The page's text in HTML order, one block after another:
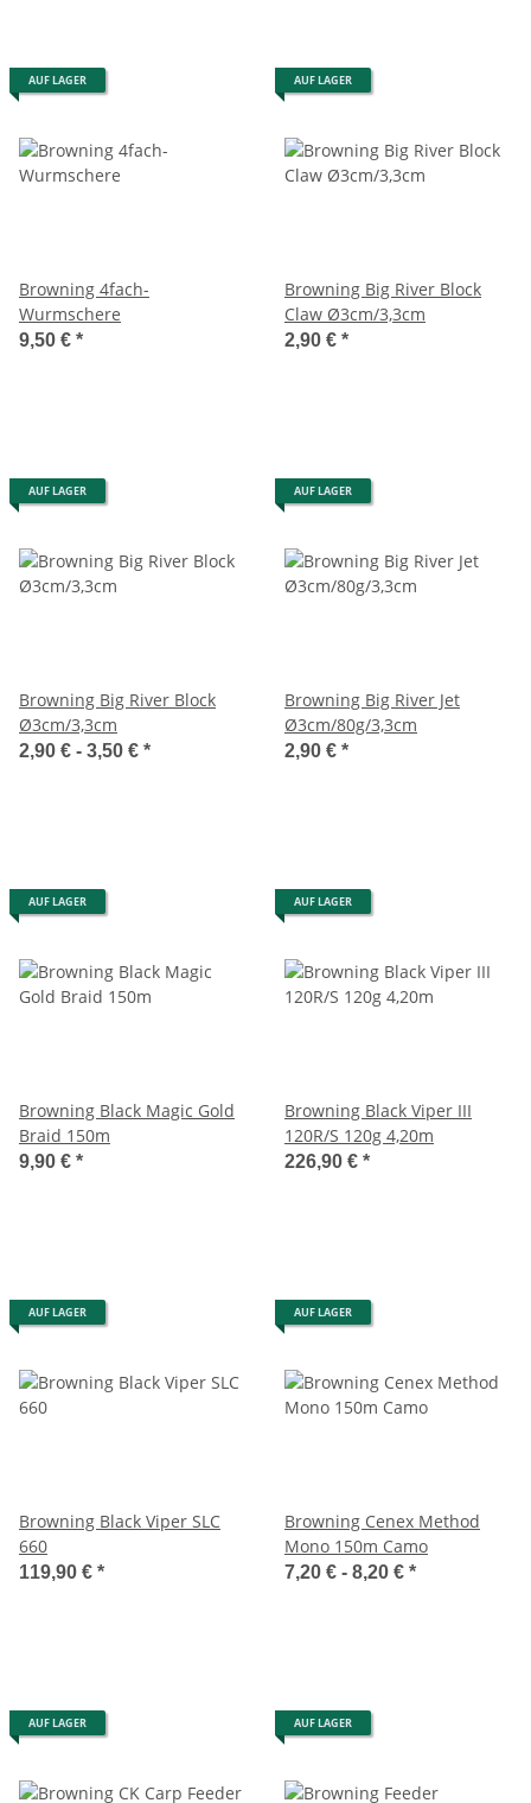
AUF LAGER
Browning 4fach-
Wurmschere
9,50 € *
AUF LAGER
Browning Big River Block
Claw Ø3cm/3,3cm
2,90 € *
AUF LAGER
Browning Big River Block
Ø3cm/3,3cm
2,90 € - 3,50 € *
AUF LAGER
Browning Big River Jet
Ø3cm/80g/3,3cm
2,90 € *
AUF LAGER
Browning Black Magic Gold
Braid 150m
9,90 € *
AUF LAGER
Browning Black Viper III
120R/S 120g 4,20m
226,90 € *
AUF LAGER
Browning Black Viper SLC
660
119,90 € *
AUF LAGER
Browning Cenex Method
Mono 150m Camo
7,20 € - 8,20 € *
AUF LAGER AUF LAGER